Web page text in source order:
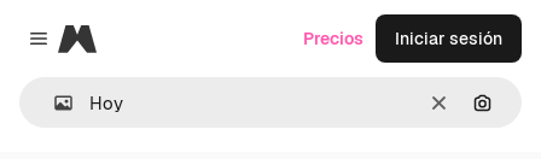
Close menu
Magnific
Borrar
Precios Iniciar sesión